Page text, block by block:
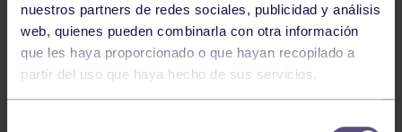
nuestros partners de redes sociales, publicidad y análisis
web, quienes pueden combinarla con otra información
que les haya proporcionado o que hayan recopilado a
partir del uso que haya hecho de sus servicios.
Por otro lado, nuestro grupista más internacional,
Daniel Tuya consigue la segunda posición en la
clasificación general; además de plata en paralelas ,
barra, anillas salto y bronce en suelo en la Copa de
Andalucía.